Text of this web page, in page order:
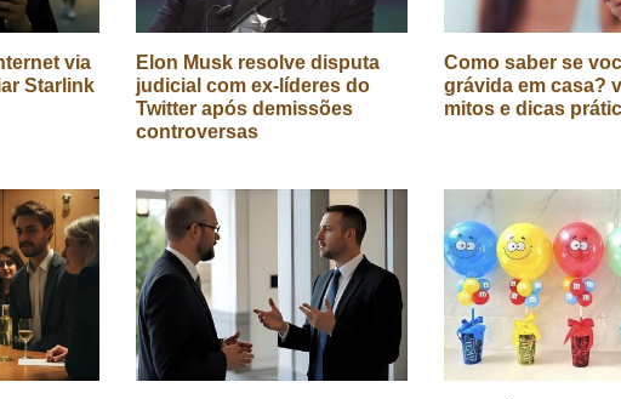
via
Starlink
Elon Musk resolve disputa
judicial com ex-líderes do
Twitter após demissões
controversas
Como saber se
grávida em casa?
mitos e dicas